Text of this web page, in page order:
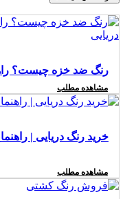
رنگ ضد خزه چیست؟
خزه دریایی
مشاهده مطلب
خرید رنگ دریایی |
مشاهده مطلب